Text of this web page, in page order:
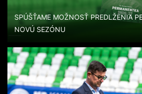
SPÚŠŤAME MOŽNOSŤ PREDLŽENIA
NOVÚ SEZÓNU